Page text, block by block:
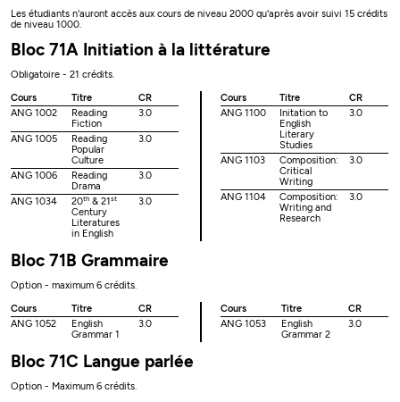
Les étudiants n'auront accès aux cours de niveau 2000 qu'après avoir suivi 15 crédits
de niveau 1000.
Bloc 71A Initiation à la littérature
Obligatoire - 21 crédits.
Cours
Titre
CR
ANG 1002
Reading
Fiction
3.0
ANG 1005
Reading
Popular
Culture
3.0
ANG 1006
Reading
Drama
3.0
ANG 1034 20th & 21st
Century
Literatures
in English
3.0
Cours Titre
CR
ANG 1100
Initation to
English
Literary
Studies
3.0
ANG 1103
Composition:
Critical
Writing
3.0
ANG 1104
Composition:
Writing and
Research
3.0
Bloc 71B Grammaire
Option - maximum 6 crédits.
Cours
Titre
CR
ANG 1052
English
Grammar 1
3.0
Cours Titre
CR
ANG 1053
English
Grammar 2
3.0
Bloc 71C Langue parlée
Option - Maximum 6 crédits.